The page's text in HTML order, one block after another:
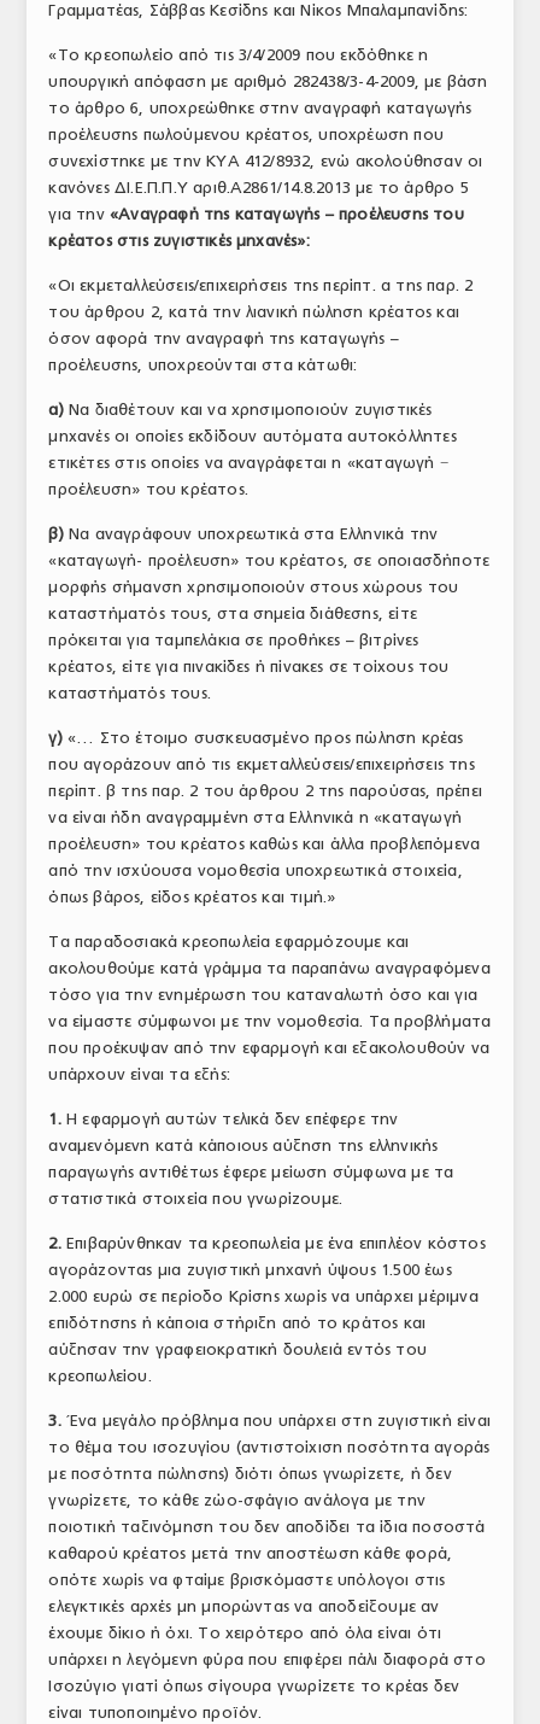
Γραμματέας, Σάββας Κεσίδης και Νίκος Μπαλαμπανίδης:
«Το κρεοπωλείο από τις 3/4/2009 που εκδόθηκε η
υπουργική απόφαση με αριθμό 282438/3-4-2009, με βάση
το άρθρο 6, υποχρεώθηκε στην αναγραφή καταγωγής
προέλευσης πωλούμενου κρέατος, υποχρέωση που
συνεχίστηκε με την ΚΥΑ 412/8932, ενώ ακολούθησαν οι
κανόνες ΔΙ.Ε.Π.Π.Υ αριθ.Α2861/14.8.2013 με το άρθρο 5
για την «Αναγραφή της καταγωγής – προέλευσης του
κρέατος στις ζυγιστικές μηχανές»:
«Οι εκμεταλλεύσεις/επιχειρήσεις της περίπτ. α της παρ. 2
του άρθρου 2, κατά την λιανική πώληση κρέατος και
όσον αφορά την αναγραφή της καταγωγής –
προέλευσης, υποχρεούνται στα κάτωθι:
α)Να διαθέτουν και να χρησιμοποιούν ζυγιστικές
μηχανές οι οποίες εκδίδουν αυτόματα αυτοκόλλητες
ετικέτες στις οποίες να αναγράφεται η «καταγωγή −
προέλευση» του κρέατος.
β)Να αναγράφουν υποχρεωτικά στα Ελληνικά την
«καταγωγή- προέλευση» του κρέατος, σε οποιασδήποτε
μορφής σήμανση χρησιμοποιούν στους χώρους του
καταστήματός τους, στα σημεία διάθεσης, είτε
πρόκειται για ταμπελάκια σε προθήκες – βιτρίνες
κρέατος, είτε για πινακίδες ή πίνακες σε τοίχους του
καταστήματός τους.
γ)«… Στο έτοιμο συσκευασμένο προς πώληση κρέας
που αγοράζουν από τις εκμεταλλεύσεις/επιχειρήσεις της
περίπτ. β της παρ. 2 του άρθρου 2 της παρούσας, πρέπει
να είναι ήδη αναγραμμένη στα Ελληνικά η «καταγωγή
προέλευση» του κρέατος καθώς και άλλα προβλεπόμενα
από την ισχύουσα νομοθεσία υποχρεωτικά στοιχεία,
όπως βάρος, είδος κρέατος και τιμή.»
Τα παραδοσιακά κρεοπωλεία εφαρμόζουμε και
ακολουθούμε κατά γράμμα τα παραπάνω αναγραφόμενα
τόσο για την ενημέρωση του καταναλωτή όσο και για
να είμαστε σύμφωνοι με την νομοθεσία. Τα προβλήματα
που προέκυψαν από την εφαρμογή και εξακολουθούν να
υπάρχουν είναι τα εξής:
1.Η εφαρμογή αυτών τελικά δεν επέφερε την
αναμενόμενη κατά κάποιους αύξηση της ελληνικής
παραγωγής αντιθέτως έφερε μείωση σύμφωνα με τα
στατιστικά στοιχεία που γνωρίζουμε.
2.Επιβαρύνθηκαν τα κρεοπωλεία με ένα επιπλέον κόστος
αγοράζοντας μια ζυγιστική μηχανή ύψους 1.500 έως
2.000 ευρώ σε περίοδο Κρίσης χωρίς να υπάρχει μέριμνα
επιδότησης ή κάποια στήριξη από το κράτος και
αύξησαν την γραφειοκρατική δουλειά εντός του
κρεοπωλείου.
3.Ένα μεγάλο πρόβλημα που υπάρχει στη ζυγιστική είναι
το θέμα του ισοζυγίου (αντιστοίχιση ποσότητα αγοράς
με ποσότητα πώλησης) διότι όπως γνωρίζετε, ή δεν
γνωρίζετε, το κάθε ζώο-σφάγιο ανάλογα με την
ποιοτική ταξινόμηση του δεν αποδίδει τα ίδια ποσοστά
καθαρού κρέατος μετά την αποστέωση κάθε φορά,
οπότε χωρίς να φταίμε βρισκόμαστε υπόλογοι στις
ελεγκτικές αρχές μη μπορώντας να αποδείξουμε αν
έχουμε δίκιο ή όχι. Το χειρότερο από όλα είναι ότι
υπάρχει η λεγόμενη φύρα που επιφέρει πάλι διαφορά στο
Ισοζύγιο γιατί όπως σίγουρα γνωρίζετε το κρέας δεν
είναι τυποποιημένο προϊόν.